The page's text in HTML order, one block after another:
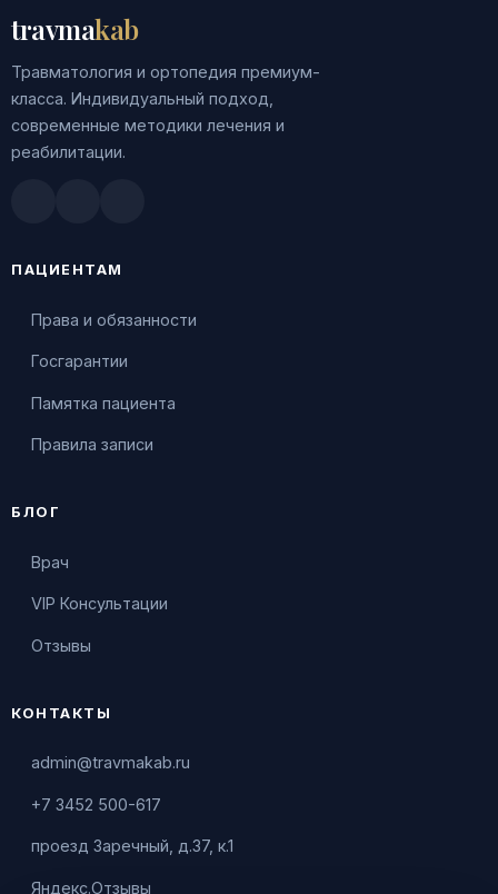
travmakab
Травматология и ортопедия премиум-
класса. Индивидуальный подход,
современные методики лечения и
реабилитации.
ПАЦИЕНТАМ
Права и обязанности
Госгарантии
Памятка пациента
Правила записи
БЛОГ
Врач
VIP Консультации
Отзывы
КОНТАКТЫ
admin@travmakab.ru
+7 3452 500-617
проезд Заречный, д.37, к.1
Яндекс.Отзывы